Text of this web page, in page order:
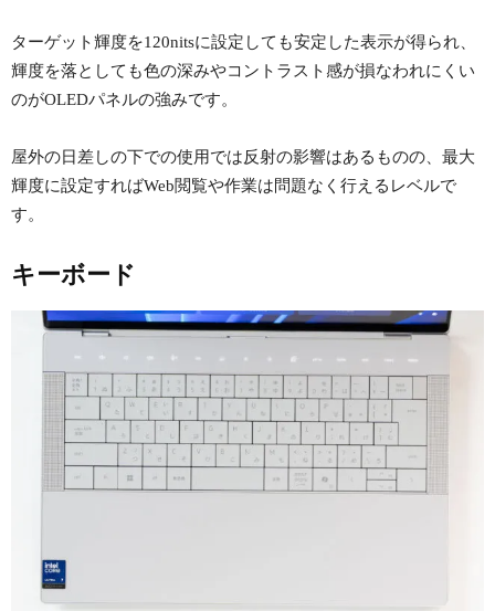
ターゲット輝度を120nitsに設定しても安定した表示が得られ、
輝度を落としても色の深みやコントラスト感が損なわれにくい
のがOLEDパネルの強みです。
屋外の日差しの下での使用では反射の影響はあるものの、最大
輝度に設定すればWeb閲覧や作業は問題なく行えるレベルで
す。
キーボード